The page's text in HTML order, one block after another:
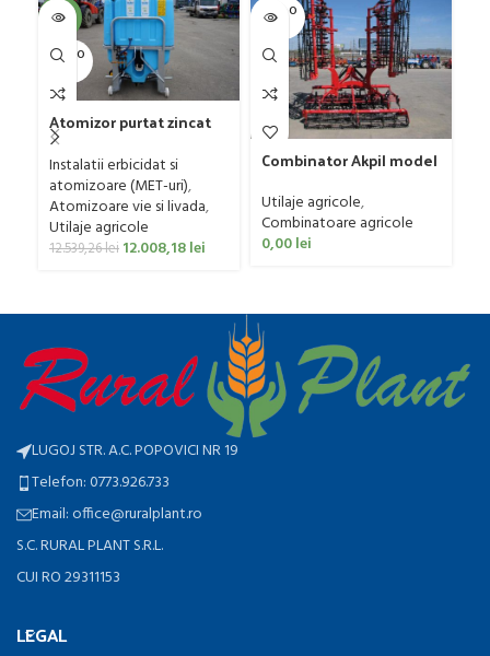
-4%
SOLD O
UT
Atomizor purtat zincat
pentru vie si livada
Bufer, model Ronda,
400 litri
Instalatii erbicidat si
atomizoare (MET-uri),
Atomizoare vie si livada,
Utilaje agricole
12.539,26lei 12.008,18lei
SOLD O
UT
Combinator Akpil model
Utilaje agricole,
Combinatoare agricole
0,00lei
LUGOJ STR. A.C. POPOVICI NR 19
Telefon: 0773.926.733
Email: office@ruralplant.ro
S.C. RURAL PLANT S.R.L.
CUI RO 29311153
LEGAL